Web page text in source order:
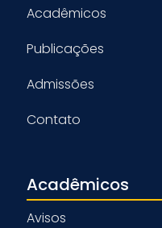
Acadêmicos
Publicações
Admissões
Contato
Acadêmicos
Avisos